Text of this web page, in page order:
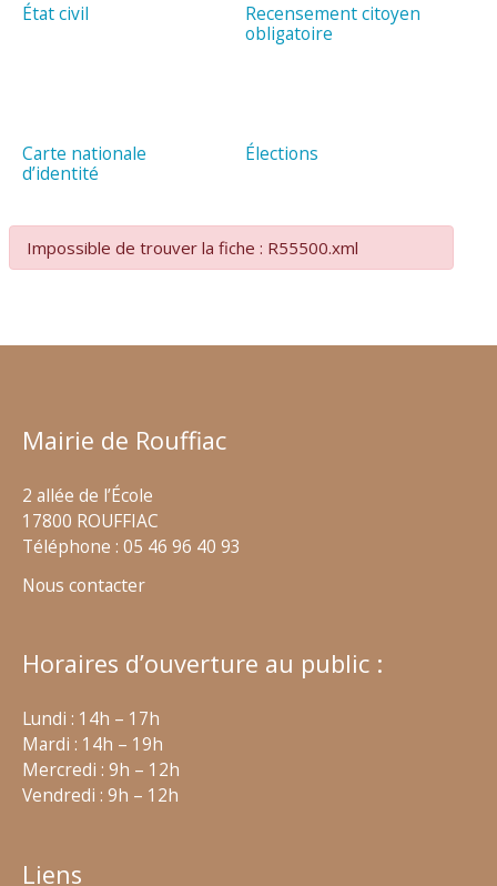
État civil
Recensement citoyen
obligatoire
Carte nationale
d’identité
Élections
Impossible de trouver la fiche : R55500.xml
Mairie de Rouffiac
2 allée de l’École
17800 ROUFFIAC
Téléphone : 05 46 96 40 93
Nous contacter
Horaires d’ouverture au public :
Lundi : 14h – 17h
Mardi : 14h – 19h
Mercredi : 9h – 12h
Vendredi : 9h – 12h
Liens